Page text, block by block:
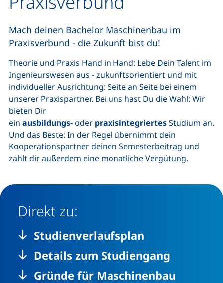
Mach deinen Bachelor Maschinenbau im
Praxisverbund - die Zukunft bist du!
Theorie und Praxis Hand in Hand: Lebe Dein Talent im
Ingenieurswesen aus - zukunftsorientiert und mit
individueller Ausrichtung: Seite an Seite bei einem
unserer Praxispartner. Bei uns hast Du die Wahl: Wir
bieten Dir
ein ausbildungs-oder praxisintegriertesStudium an.
Und das Beste: In der Regel übernimmt dein
Kooperationspartner deinen Semesterbeitrag und
zahlt dir außerdem eine monatliche Vergütung.
Direkt zu:
Studienverlaufsplan
Details zum Studiengang
Gründe für Maschinenbau